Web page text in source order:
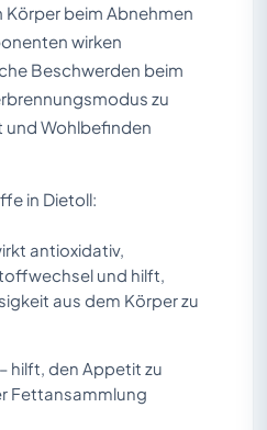
beim Abnehmen
wirken
Beschwerden beim
zu
und Wohlbefinden
in Dietoll:
antioxidativ,
und hilft,
aus dem Körper zu
hilft, den Appetit zu
Fettansammlung